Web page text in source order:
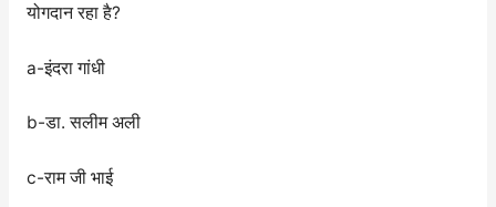
योगदान रहा है?
a-इंदरा गांधी
b-डा. सलीम अली
c-राम जी भाई